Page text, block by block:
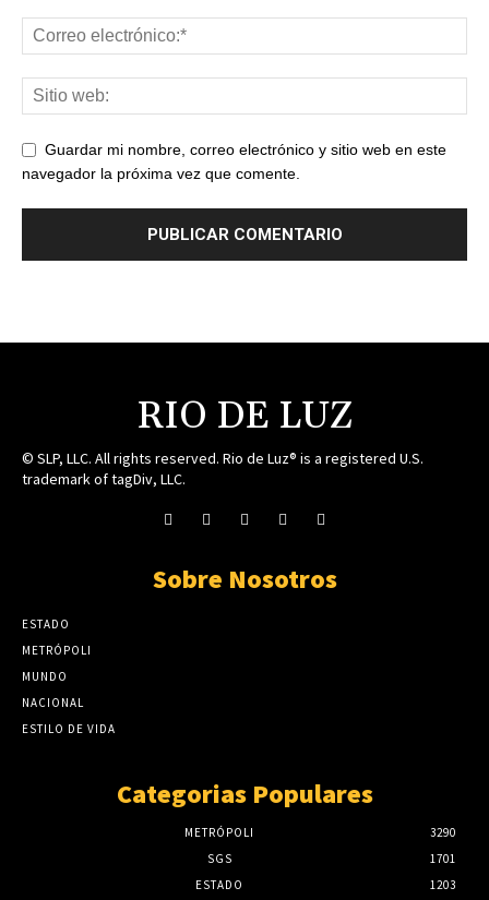
Guardar mi nombre, correo electrónico y sitio web en este
navegador la próxima vez que comente.
RIO DE LUZ
© SLP, LLC. All rights reserved. Rio de Luz® is a registered U.S.
trademark of tagDiv, LLC.
Sobre Nosotros
ESTADO
METRÓPOLI
MUNDO
NACIONAL
ESTILO DE VIDA
Categorias Populares
METRÓPOLI
3290
SGS
1701
ESTADO
1203